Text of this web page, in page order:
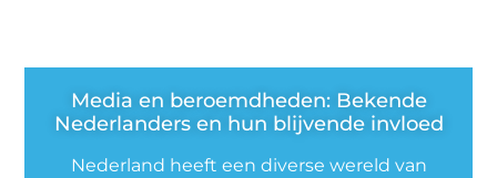
Media en beroemdheden: Bekende
Nederlanders en hun blijvende invloed
Nederland heeft een diverse wereld van